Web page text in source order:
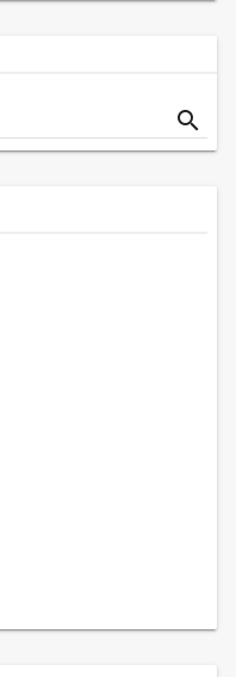
search